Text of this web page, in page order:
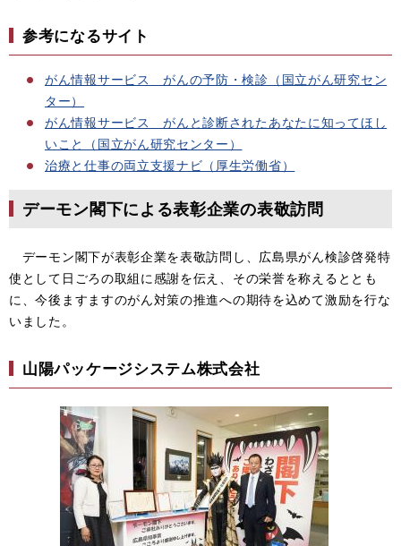
参考になるサイト
がん情報サービス がんの予防・検診（国立がん研究セン
ター）
がん情報サービス がんと診断されたあなたに知ってほし
いこと（国立がん研究センター）
治療と仕事の両立支援ナビ（厚生労働省）
デーモン閣下による表彰企業の表敬訪問
デーモン閣下が表彰企業を表敬訪問し、広島県がん検診啓発特
使として日ごろの取組に感謝を伝え、その栄誉を称えるととも
に、今後ますますのがん対策の推進への期待を込めて激励を行な
いました。
山陽パッケージシステム株式会社